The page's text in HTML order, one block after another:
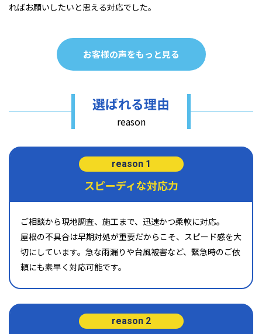
ればお願いしたいと思える対応でした。
お客様の声をもっと見る
選ばれる理由
reason
reason 1
スピーディな対応力
ご相談から現地調査、施工まで、迅速かつ柔軟に対応。
屋根の不具合は早期対処が重要だからこそ、スピード感を大
切にしています。急な雨漏りや台風被害など、緊急時のご依
頼にも素早く対応可能です。
reason 2